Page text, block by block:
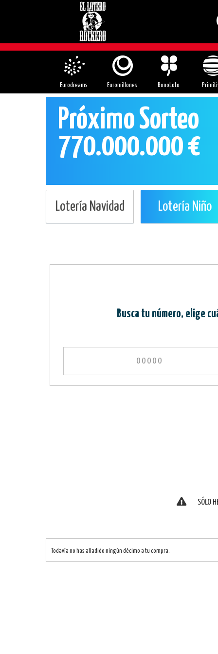
Eurodreams Euromillones BonoLoto
Próximo Sorteo
770.000.000 €
Lotería Navidad Lotería Niño
Busca tu número, elige
SÓLO
Todavía no has añadido ningún décimo a tu compra.